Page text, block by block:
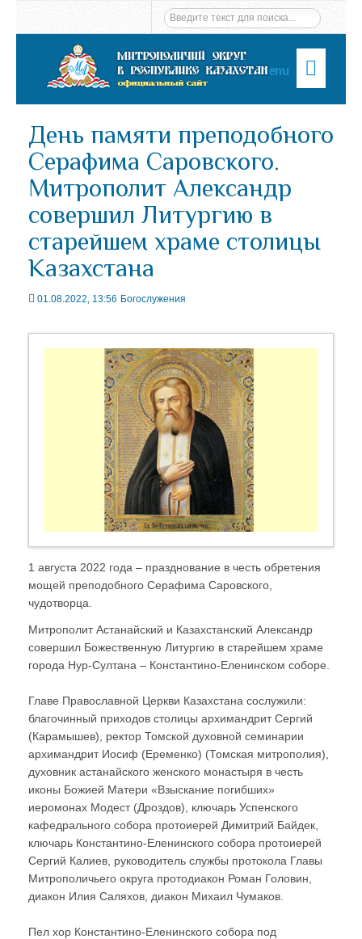
Menu
День памяти преподобного
Серафима Саровского.
Митрополит Александр
совершил Литургию в
старейшем храме столицы
Казахстана
01.08.2022, 13:56 Богослужения
1 августа 2022 года – празднование в честь обретения
мощей преподобного Серафима Саровского,
чудотворца.
Митрополит Астанайский и Казахстанский Александр
совершил Божественную Литургию в старейшем храме
города Нур-Султана – Константино-Еленинском соборе.
Главе Православной Церкви Казахстана сослужили:
благочинный приходов столицы архимандрит Сергий
(Карамышев), ректор Томской духовной семинарии
архимандрит Иосиф (Еременко) (Томская митрополия),
духовник астанайского женского монастыря в честь
иконы Божией Матери «Взыскание погибших»
иеромонах Модест (Дроздов), ключарь Успенского
кафедрального собора протоиерей Димитрий Байдек,
ключарь Константино-Еленинского собора протоиерей
Сергий Калиев, руководитель службы протокола Главы
Митрополичьего округа протодиакон Роман Головин,
диакон Илия Саляхов, диакон Михаил Чумаков.
Пел хор Константино-Еленинского собора под